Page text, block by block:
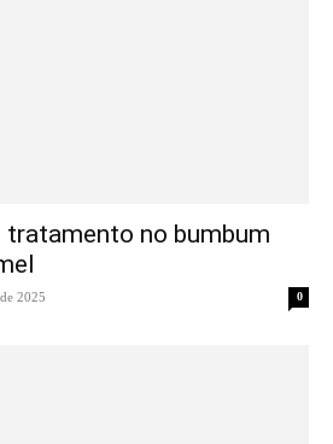
tratamento no bumbum
2025 0